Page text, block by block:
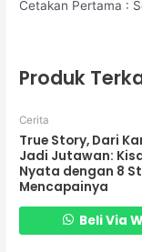
Cetakan Pertama :
Produk
Cerita
True Story, Dari
Jadi Jutawan:
Nyata dengan 8
Mencapainya
Beli Via